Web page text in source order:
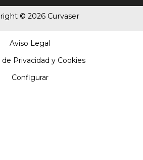
© 2026 Curvaser
Aviso Legal
Privacidad y Cookies
Configurar